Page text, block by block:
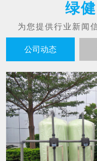
公司动态